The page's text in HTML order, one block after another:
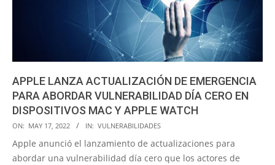
APPLE LANZA ACTUALIZACIÓN DE EMERGENCIA
PARA ABORDAR VULNERABILIDAD DÍA CERO EN
DISPOSITIVOS MAC Y APPLE WATCH
2022-
05-
17
ON: MAY 17, 2022 IN: VULNERABILIDADES
Apple anunció el lanzamiento de actualizaciones para
abordar una vulnerabilidad día cero que los actores de